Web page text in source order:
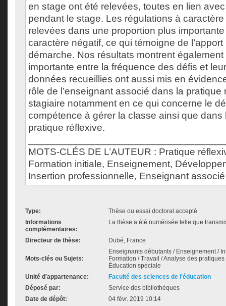
en stage ont été relevées, toutes en lien
pendant le stage. Les régulations à
relevées dans une proportion plus
caractère négatif, ce qui témoigne de l’apport
démarche. Nos résultats montrent
importante entre la fréquence des défis et
données recueillies ont aussi mis en
rôle de l’enseignant associé dans la pratique
stagiaire notamment en ce qui concerne le
compétence à gérer la classe ainsi que dans
pratique réflexive.
MOTS-CLÉS DE L’AUTEUR : Pratique
Formation initiale, Enseignement,
Insertion professionnelle, Enseignant associé
Type:
Thèse ou essai doctoral accepté
Informations
complémentaires:
La thèse a été numérisée telle que
Directeur de thèse: Dubé, France
Mots-clés ou Sujets:
Enseignants débutants / Enseignement /
Formation / Travail / Analyse des
Éducation spéciale
Unité d'appartenance:
Faculté des sciences de l'éducation
Déposé par:
Service des bibliothèques
Date de dépôt:
04 févr. 2019 10:14